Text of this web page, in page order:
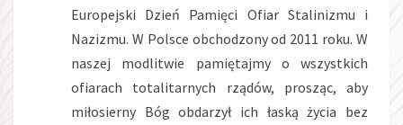
Europejski Dzień Pamięci Ofiar Stalinizmu i
Nazizmu. W Polsce obchodzony od 2011 roku. W
naszej modlitwie pamiętajmy o wszystkich
ofiarach totalitarnych rządów, prosząc, aby
miłosierny Bóg obdarzył ich łaską życia bez